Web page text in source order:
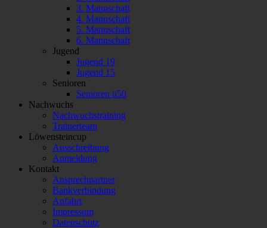
3. Mannschaft
4. Mannschaft
5. Mannschaft
6. Mannschaft
Jugend
Jugend 19
Jugend 15
Senioren
Senioren ü50
Nachwuchs
Nachwuchstraining
Trainerteam
Löwensteincup
Ausschreibung
Anmeldung
Kontakt
Ansprechpartner
Bankverbindung
Anfahrt
Impressum
Datenschutz